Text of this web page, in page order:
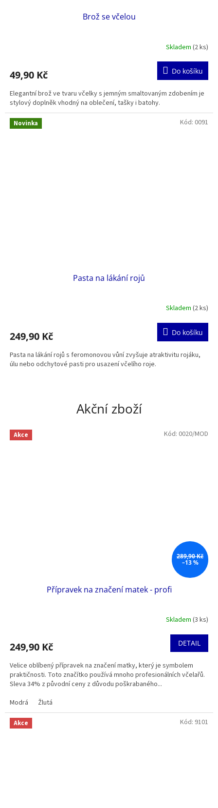
Brož se včelou
Skladem (2 ks)
49,90 Kč Do košíku
Elegantní brož ve tvaru včelky s jemným smaltovaným zdobením je
stylový doplněk vhodný na oblečení, tašky i batohy.
Novinka
Pasta na lákání rojů
Skladem (2 ks)
249,90 Kč Do košíku
Pasta na lákání rojů s feromonovou vůní zvyšuje atraktivitu rojáku,
úlu nebo odchytové pasti pro usazení včelího roje.
Kód: 0091
Akční zboží
Akce
289,90 Kč
–13 %
Přípravek na značení matek - profi
Skladem (3 ks)
249,90 Kč DETAIL
Velice oblíbený přípravek na značení matky, který je symbolem
praktičnosti. Toto značítko používá mnoho profesionálních včelařů.
Sleva 34% z původní ceny z důvodu poškrabaného...
Modrá
Žlutá
Kód: 0020/MOD
Akce Kód: 9101